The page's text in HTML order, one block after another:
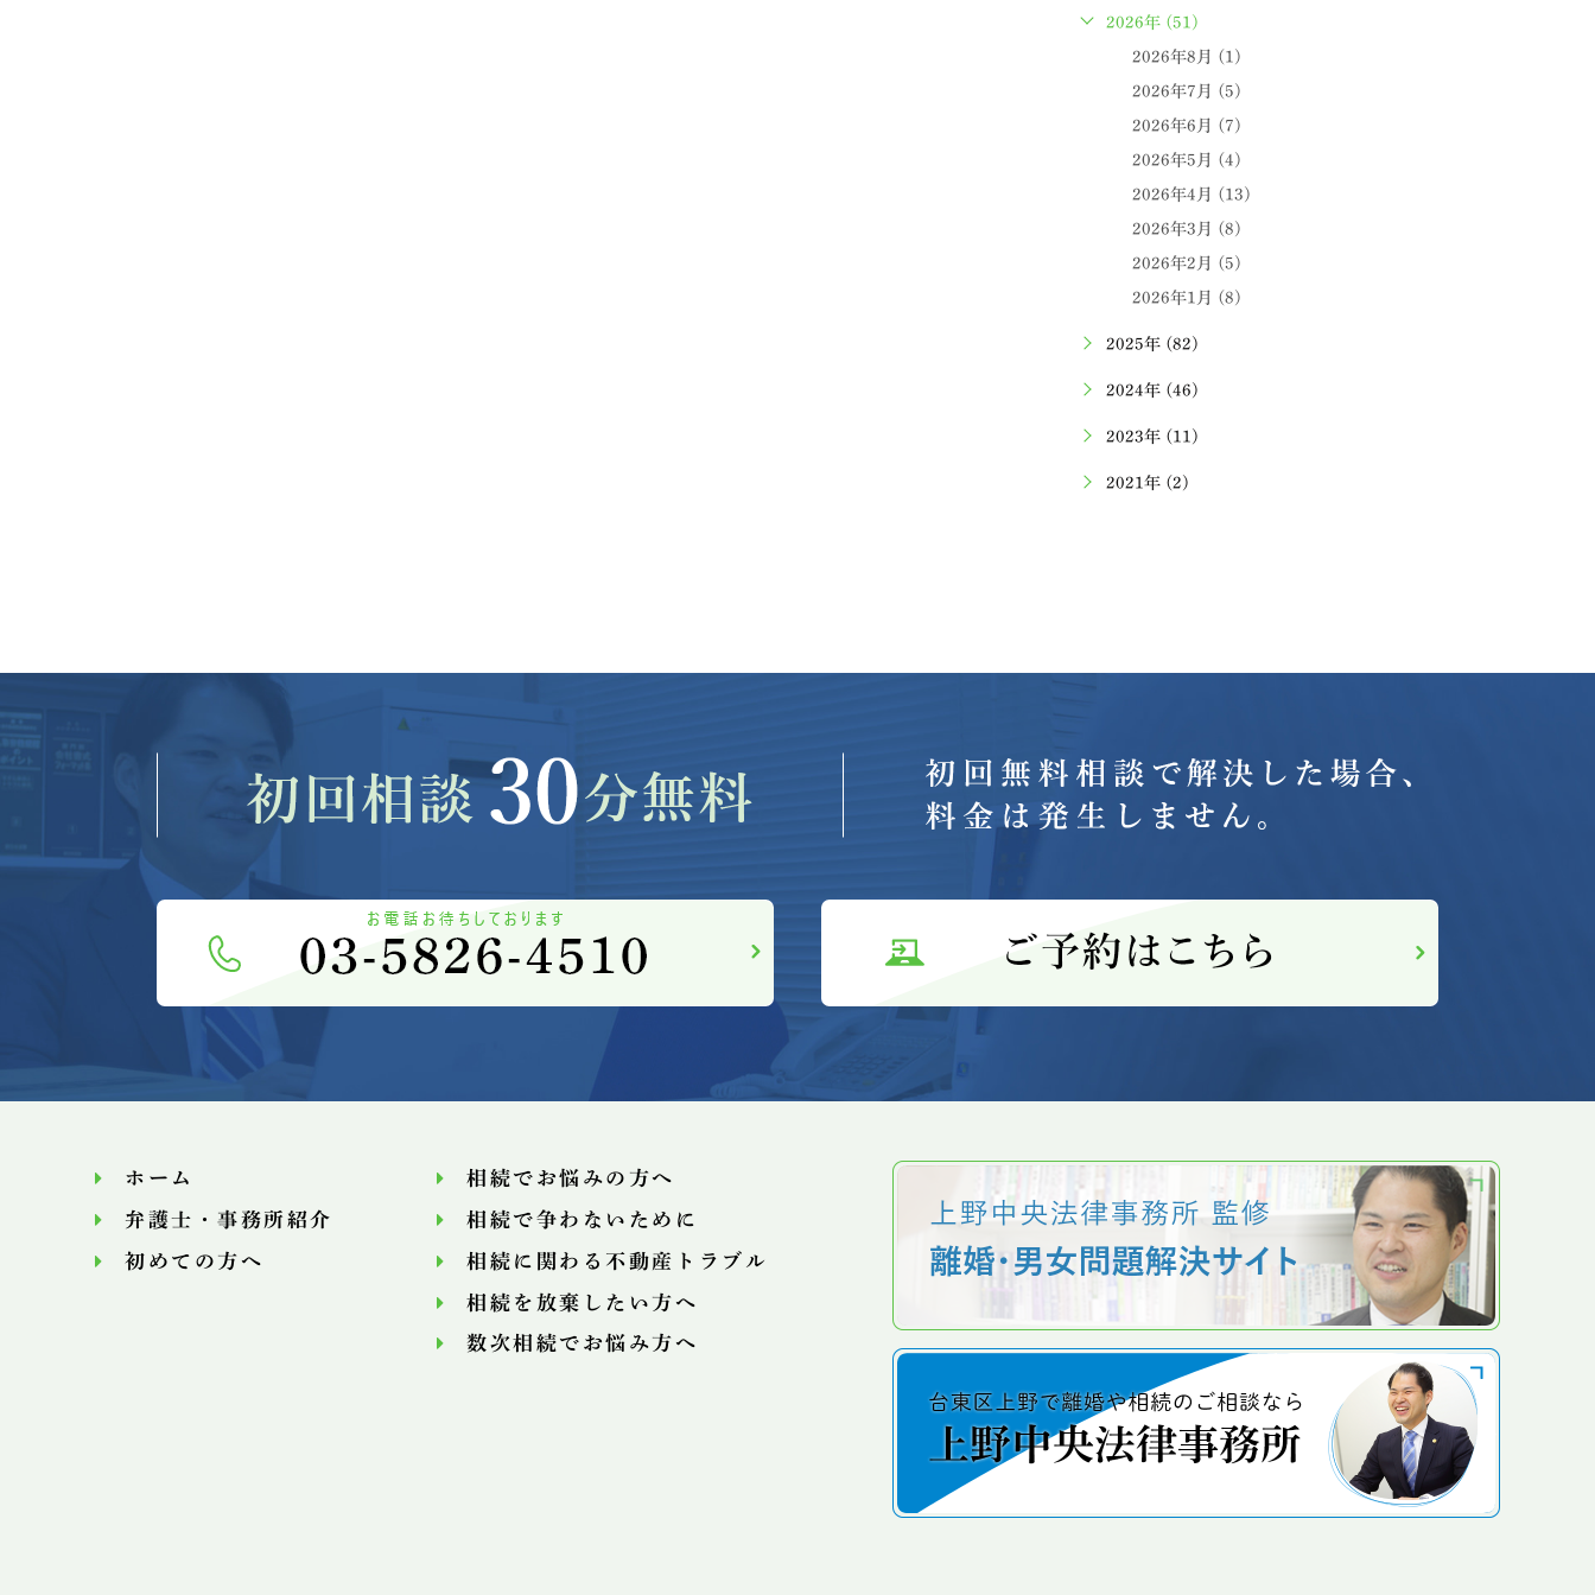
2026年 (51)
2026年8月 (1)
2026年7月 (5)
2026年6月 (7)
2026年5月 (4)
2026年4月 (13)
2026年3月 (8)
2026年2月 (5)
2026年1月 (8)
2025年 (82)
2024年 (46)
2023年 (11)
2021年 (2)
ホーム
弁護士・事務所紹介
初めての方へ
相続でお悩みの方へ
相続で争わないために
相続に関わる不動産トラブル
相続を放棄したい方へ
数次相続でお悩み⽅へ